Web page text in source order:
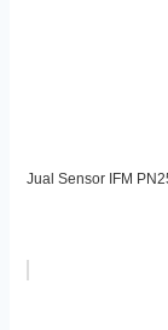
Jual Sensor IFM